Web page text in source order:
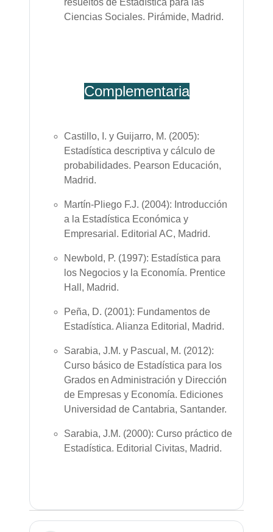
resueltos de Estadística para las
Ciencias Sociales. Pirámide, Madrid.
Complementaria
Castillo, I. y Guijarro, M. (2005):
Estadística descriptiva y cálculo de
probabilidades. Pearson Educación,
Madrid.
Martín-Pliego F.J. (2004): Introducción
a la Estadística Económica y
Empresarial. Editorial AC, Madrid.
Newbold, P. (1997): Estadística para
los Negocios y la Economía. Prentice
Hall, Madrid.
Peña, D. (2001): Fundamentos de
Estadística. Alianza Editorial, Madrid.
Sarabia, J.M. y Pascual, M. (2012):
Curso básico de Estadística para los
Grados en Administración y Dirección
de Empresas y Economía. Ediciones
Universidad de Cantabria, Santander.
Sarabia, J.M. (2000): Curso práctico de
Estadística. Editorial Civitas, Madrid.